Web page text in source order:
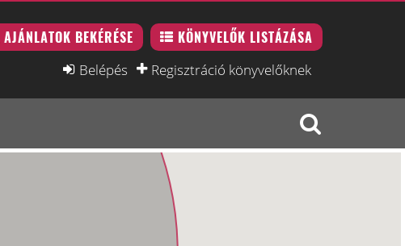
AJÁNLATOK BEKÉRÉSE KÖNYVELŐK LISTÁZÁSA
Belépés Regisztráció könyvelőknek